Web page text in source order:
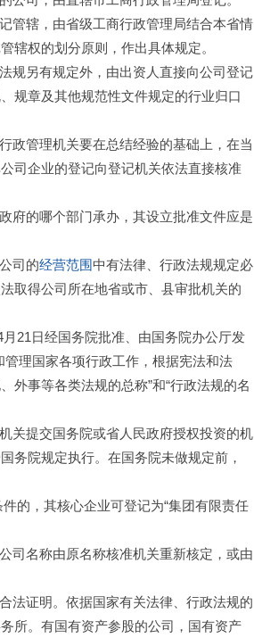
管辖，由省级工商行政管理局结合本省情
辖权的划分原则，作出具体规定。
规另有规定外，由出资人直接向公司登记
规章及其他规范性文件规定的行业归口
政管理机关要在总结经验的基础上，在当
司企业的登记向登记机关依法直接核准
府的哪个部门承办，其设立批准文件应是
司的经营范围中有法律、行政法规规定必
取得公司所在地省或市、县审批机关的
21日经国务院批准、由国务院办公厅发
理国家各项行政工作，根据宪法和法
外事等各类法规的总称”和“行政法规的名
关提交国务院或省人民政府授权投资的机
务院规定执行。在国务院未做规定前，
的，其核心企业可登记为“集团有限责任
司名称由原名称核准机关重新核定，或由
法证明。依据国家有关法律、行政法规的
所。有国有资产参股的公司，国有资产